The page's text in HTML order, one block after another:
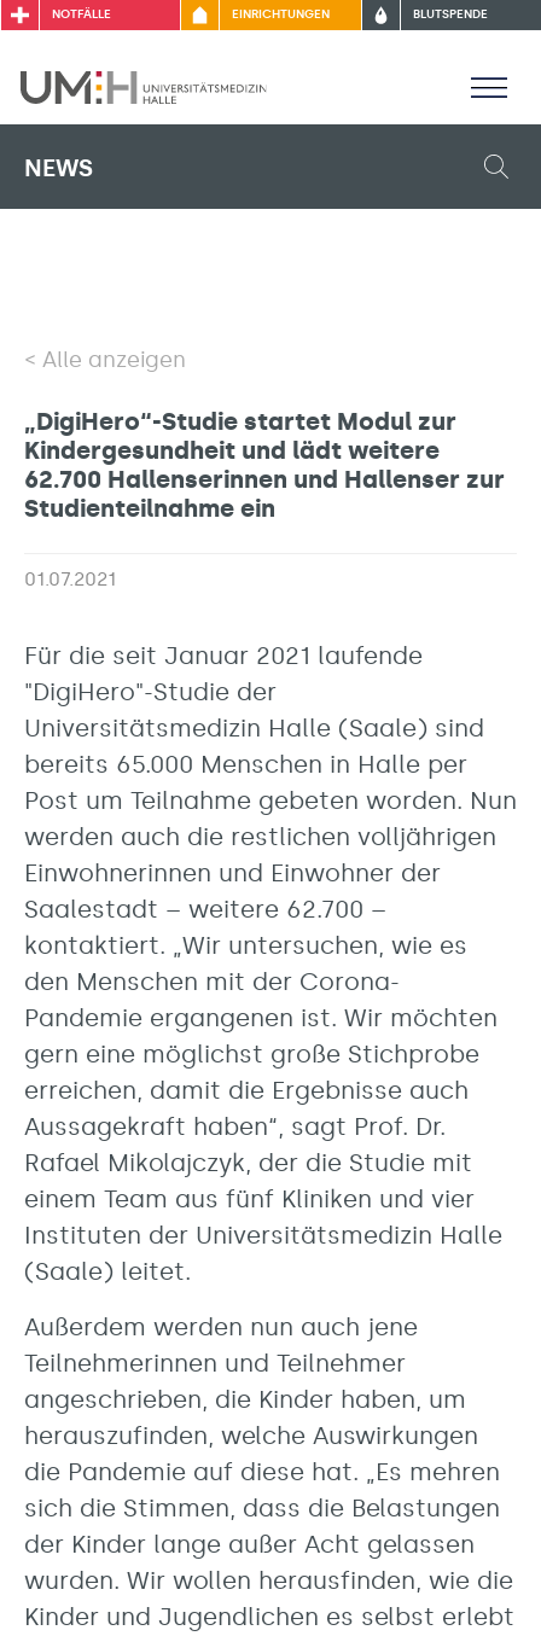
NOTFÄLLE EINRICHTUNGEN BLUTSPENDE
NEWS
Alle anzeigen
„DigiHero“-Studie startet Modul zur
Kindergesundheit und lädt weitere
62.700 Hallenserinnen und Hallenser zur
Studienteilnahme ein
01.07.2021
Für die seit Januar 2021 laufende
"DigiHero"-Studie der
Universitätsmedizin Halle (Saale) sind
bereits 65.000 Menschen in Halle per
Post um Teilnahme gebeten worden. Nun
werden auch die restlichen volljährigen
Einwohnerinnen und Einwohner der
Saalestadt – weitere 62.700 –
kontaktiert. „Wir untersuchen, wie es
den Menschen mit der Corona-
Pandemie ergangenen ist. Wir möchten
gern eine möglichst große Stichprobe
erreichen, damit die Ergebnisse auch
Aussagekraft haben“, sagt Prof. Dr.
Rafael Mikolajczyk, der die Studie mit
einem Team aus fünf Kliniken und vier
Instituten der Universitätsmedizin Halle
(Saale) leitet.
Außerdem werden nun auch jene
Teilnehmerinnen und Teilnehmer
angeschrieben, die Kinder haben, um
herauszufinden, welche Auswirkungen
die Pandemie auf diese hat. „Es mehren
sich die Stimmen, dass die Belastungen
der Kinder lange außer Acht gelassen
wurden. Wir wollen herausfinden, wie die
Kinder und Jugendlichen es selbst erlebt